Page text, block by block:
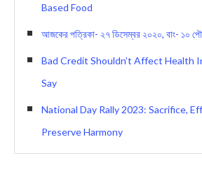
Based Food
আজকের পত্রিকা- ২৭ ডিসেম্বর ২০২০, বাং- ১০
Bad Credit Shouldn’t Affect Health
Say
National Day Rally 2023: Sacrifice,
Preserve Harmony